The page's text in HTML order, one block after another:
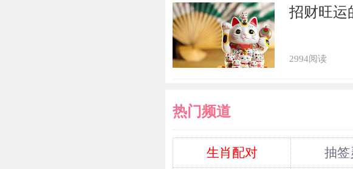
故，比如车祸或者是被人
造成很大的影响，甚至威胁
们黄水晶的主要的风水作
属猴人平平安安的度过这一
忌戴粉水晶
招财旺运
2994阅读
热门频道
生肖配对 抽签